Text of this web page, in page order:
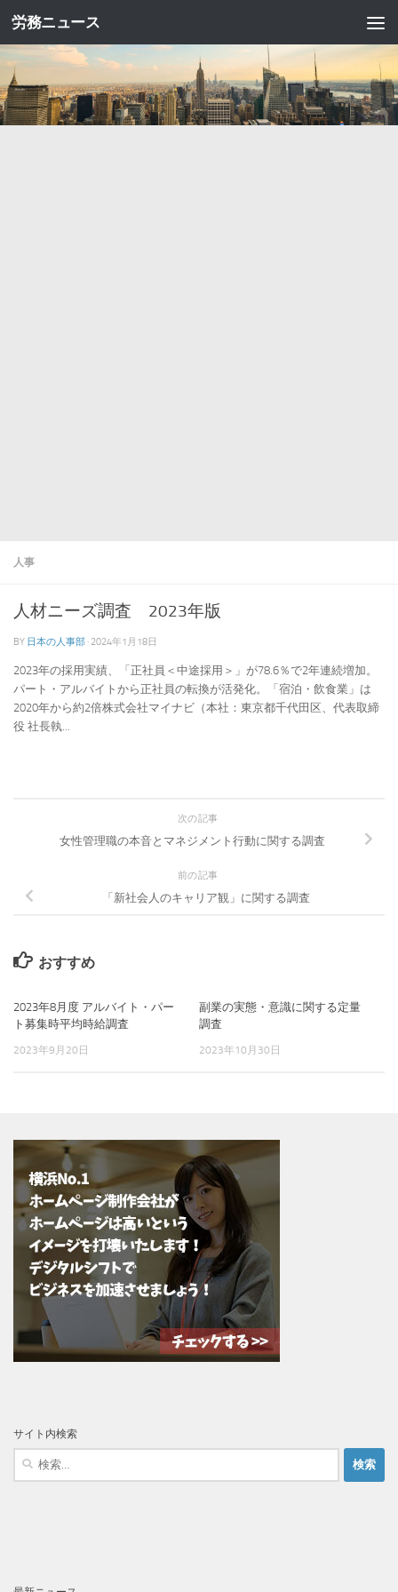
コンテンツへスキップ
労務ニュース
人事
人材ニーズ調査 2023年版
BY 日本の人事部 · 2024年1月18日
2023年の採用実績、「正社員＜中途採用＞」が78.6％で2年連続増加。
パート・アルバイトから正社員の転換が活発化。「宿泊・飲食業」は
2020年から約2倍株式会社マイナビ（本社：東京都千代田区、代表取締
役 社長執...
次の記事
女性管理職の本音とマネジメント行動に関する調査
前の記事
「新社会人のキャリア観」に関する調査
おすすめ
2023年8月度 アルバイト・パー
ト募集時平均時給調査
2023年9月20日
副業の実態・意識に関する定量
調査
2023年10月30日
サイト内検索